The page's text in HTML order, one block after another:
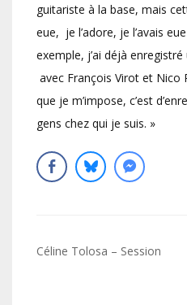
guitariste à la base, mais
eue, je l’adore, je l’avais
exemple, j’ai déjà
avec François Virot et Nico
que je m’impose, c’est
gens chez qui je suis. »
Navigation
Céline Tolosa – Session